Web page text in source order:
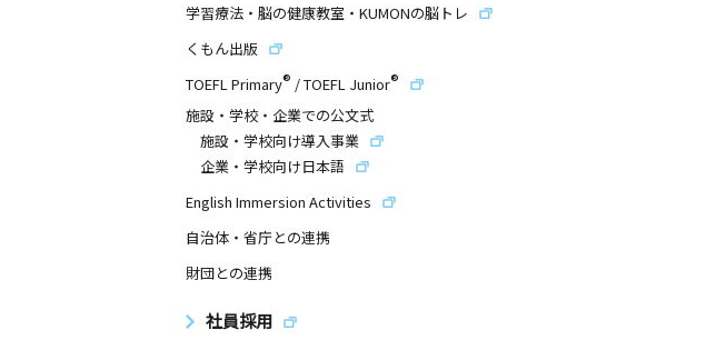
学習療法・脳の健康教室・KUMONの脳トレ
くもん出版
TOEFL Primary® /TOEFL Junior®
施設・学校・企業での公文式
施設・学校向け導入事業
企業・学校向け日本語
English Immersion Activities
自治体・省庁との連携
財団との連携
社員採用